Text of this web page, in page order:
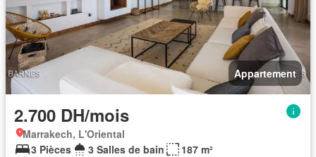
Appartement
2.700 DH/mois
Marrakech, L'Oriental
3 Pièces
3 Salles de bain
187 m²